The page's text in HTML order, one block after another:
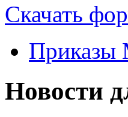
Скачать
Приказы
Новости